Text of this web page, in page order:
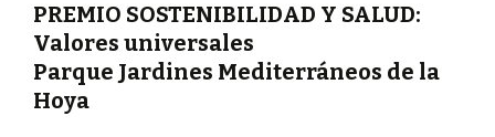
PREMIO SOSTENIBILIDAD Y SALUD:
Valores universales
Parque Jardines Mediterráneos de la
Hoya